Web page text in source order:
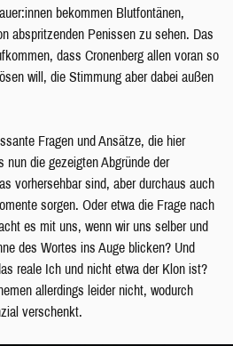
bekommen Blutfontänen,
abspritzenden Penissen zu sehen. Das
dass Cronenberg allen voran so
will, die Stimmung aber dabei außen
Fragen und Ansätze, die hier
nun die gezeigten Abgründe der
vorhersehbar sind, aber durchaus auch
sorgen. Oder etwa die Frage nach
es mit uns, wenn wir uns selber und
des Wortes ins Auge blicken? Und
reale Ich und nicht etwa der Klon ist?
allerdings leider nicht, wodurch
verschenkt.